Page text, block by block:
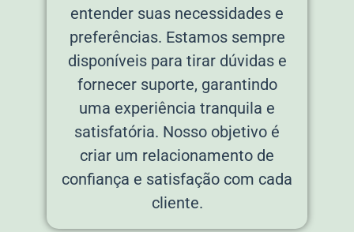
entender suas necessidades e
preferências. Estamos sempre
disponíveis para tirar dúvidas e
fornecer suporte, garantindo
uma experiência tranquila e
satisfatória. Nosso objetivo é
criar um relacionamento de
confiança e satisfação com cada
cliente.